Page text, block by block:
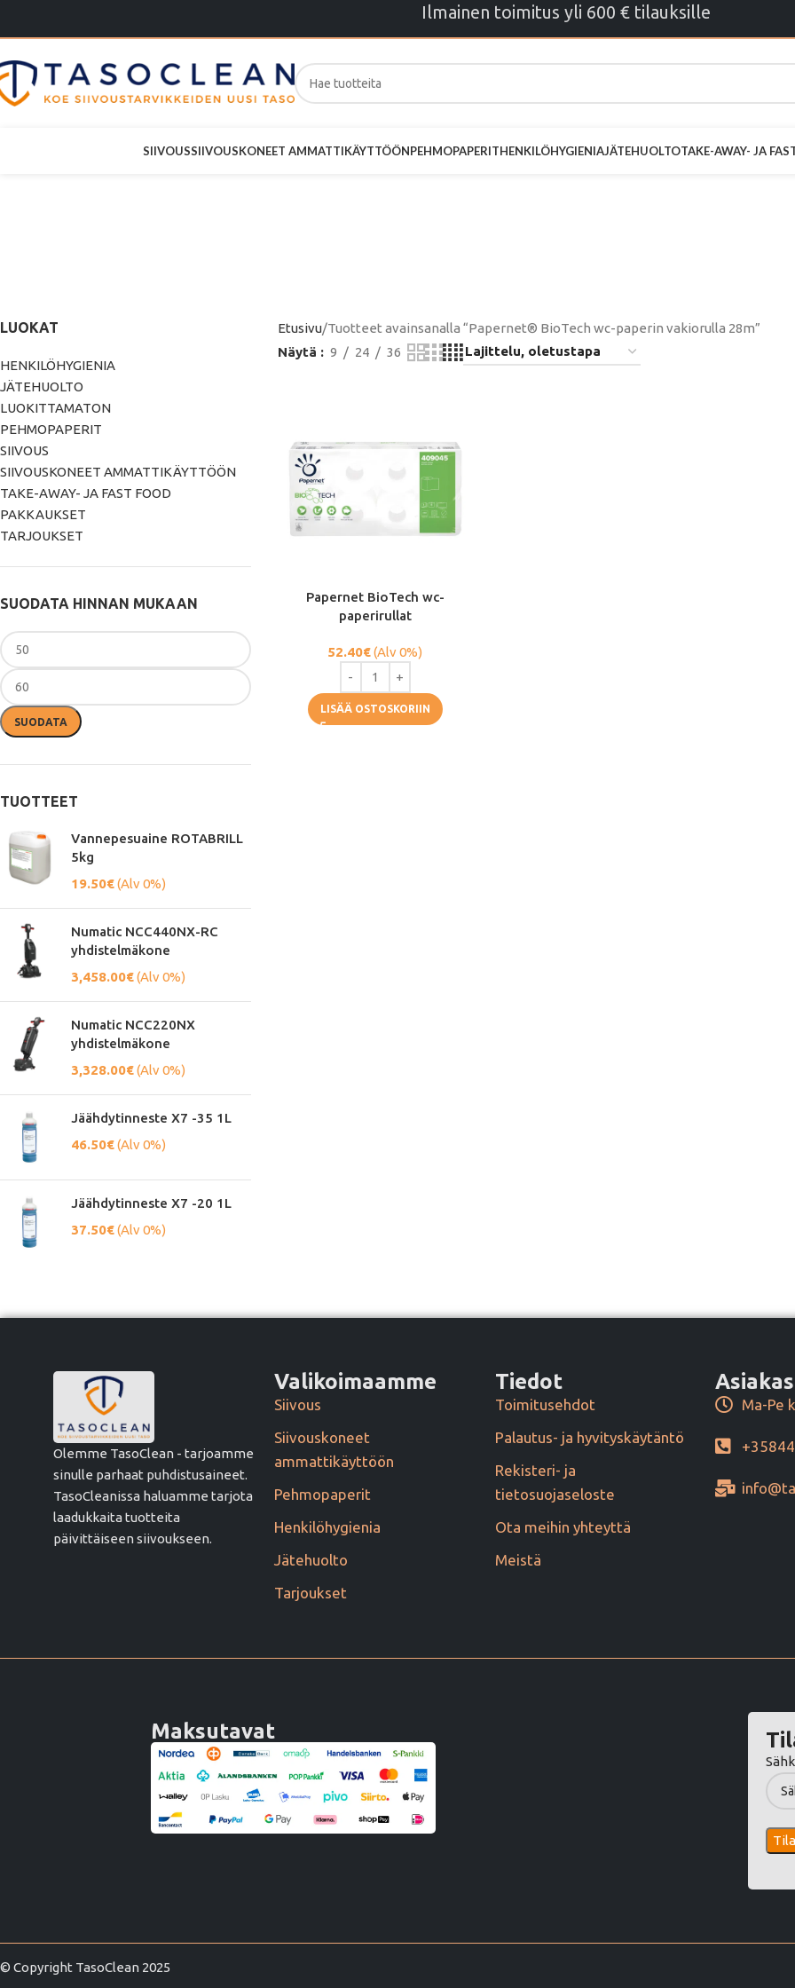
Ilmainen toimitus yli 600 € tilauksille
SIIVOUSSIIVOUSKONEET AMMATTIKÄYTTÖÖNPEHMOPAPERITHENKILÖHYGIENIAJÄTEHUOLTOTAKE-AWAY- JA
LUOKAT
HENKILÖHYGIENIA
JÄTEHUOLTO
LUOKITTAMATON
PEHMOPAPERIT
SIIVOUS
SIIVOUSKONEET AMMATTIKÄYTTÖÖN
TAKE-AWAY- JA FAST FOOD
PAKKAUKSET
TARJOUKSET
SUODATA HINNAN MUKAAN
SUODATA
TUOTTEET
Vannepesuaine ROTABRILL
5kg
19.50€(Alv 0%)
Numatic NCC440NX-RC
yhdistelmäkone
3,458.00€(Alv 0%)
Numatic NCC220NX
yhdistelmäkone
3,328.00€(Alv 0%)
Jäähdytinneste X7 -35 1L
46.50€(Alv 0%)
Jäähdytinneste X7 -20 1L
37.50€(Alv 0%)
Etusivu Tuotteet avainsanalla “Papernet® BioTech wc-paperin vakiorulla 28m”
Näytä
9 24 36
Papernet BioTech wc-
paperirullat
52.40€(Alv 0%)
LISÄÄ OSTOSKORIIN
Olemme TasoClean - tarjoamme
sinulle parhaat puhdistusaineet.
TasoCleanissa haluamme tarjota
laadukkaita tuotteita
päivittäiseen siivoukseen.
Valikoimaamme
Siivous
Siivouskoneet
ammattikäyttöön
Pehmopaperit
Henkilöhygienia
Jätehuolto
Tarjoukset
Tiedot
Toimitusehdot
Palautus- ja hyvityskäytäntö
Rekisteri- ja
tietosuojaseloste
Ota meihin yhteyttä
Meistä
Ma-Pe
Maksutavat
© Copyright TasoClean 2025